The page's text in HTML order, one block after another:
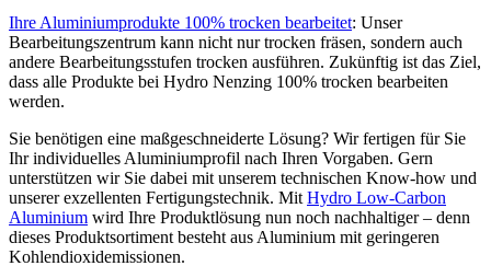
Ihre Aluminiumprodukte 100% trocken bearbeitet: Unser
Bearbeitungszentrum kann nicht nur trocken fräsen, sondern auch
andere Bearbeitungsstufen trocken ausführen. Zukünftig ist das Ziel,
dass alle Produkte bei Hydro Nenzing 100% trocken bearbeiten
werden.
Sie benötigen eine maßgeschneiderte Lösung? Wir fertigen für Sie
Ihr individuelles Aluminiumprofil nach Ihren Vorgaben. Gern
unterstützen wir Sie dabei mit unserem technischen Know-how und
unserer exzellenten Fertigungstechnik. Mit Hydro Low-Carbon
Aluminium wird Ihre Produktlösung nun noch nachhaltiger – denn
dieses Produktsortiment besteht aus Aluminium mit geringeren
Kohlendioxidemissionen.